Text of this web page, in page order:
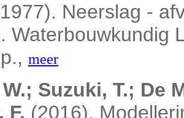
Neerslag -
Waterbouwkundig
meer
Suzuki, T.; De
F. (2016).